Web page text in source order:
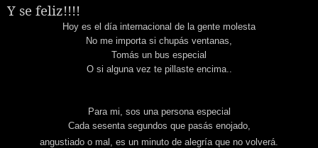
Y se feliz!!!!
Hoy es el día internacional de la gente molesta
No me importa si chupás ventanas,
Tomás un bus especial
O si alguna vez te pillaste encima..
Para mi, sos una persona especial
Cada sesenta segundos que pasás enojado,
angustiado o mal, es un minuto de alegría que no volverá.